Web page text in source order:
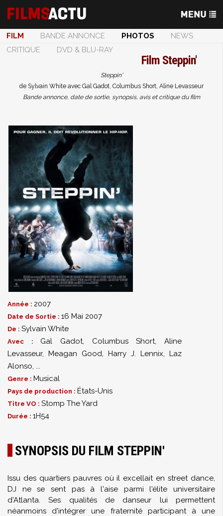
FILM BANDE ANNONCE PHOTOS
NEWS
CRITIQUE
DVD & BLU-RAY
Film Steppin'
Steppin'
de Sylvain White avec Gal Gadot, Columbus Short, Aline Levasseur
Bande annonce, date de sortie, synopsis, avis et critique du film
Année : 2007
Date de Sortie : 16 Mai 2007
De : Sylvain White
Avec : Gal Gadot, Columbus Short,Aline
Levasseur, Meagan Good, Harry J. Lennix, Laz
Alonso, ...
Genre : Musical
Pays de production : États-Unis
Titre VO : Stomp The Yard
Durée : 1H54
SYNOPSIS DU FILM STEPPIN'
Issu des quartiers pauvres où il excellait en street dance,
DJ ne se sent pas à l'aise parmi l'élite universitaire
d'Atlanta. Ses qualités de danseur lui permettent
néanmoins d'intégrer une fraternité participant à une